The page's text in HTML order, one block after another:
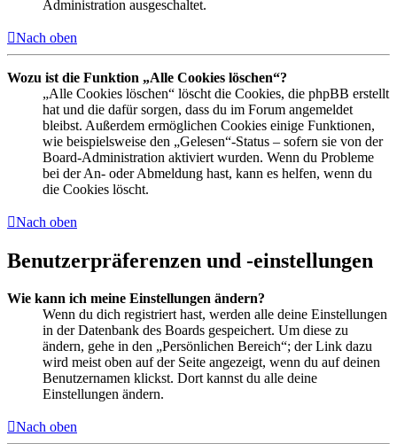
Administration ausgeschaltet.
Nach oben
Wozu ist die Funktion „Alle Cookies löschen“?
„Alle Cookies löschen“ löscht die Cookies, die phpBB erstellt
hat und die dafür sorgen, dass du im Forum angemeldet
bleibst. Außerdem ermöglichen Cookies einige Funktionen,
wie beispielsweise den „Gelesen“-Status – sofern sie von der
Board-Administration aktiviert wurden. Wenn du Probleme
bei der An- oder Abmeldung hast, kann es helfen, wenn du
die Cookies löscht.
Nach oben
Benutzerpräferenzen und -einstellungen
Wie kann ich meine Einstellungen ändern?
Wenn du dich registriert hast, werden alle deine Einstellungen
in der Datenbank des Boards gespeichert. Um diese zu
ändern, gehe in den „Persönlichen Bereich“; der Link dazu
wird meist oben auf der Seite angezeigt, wenn du auf deinen
Benutzernamen klickst. Dort kannst du alle deine
Einstellungen ändern.
Nach oben